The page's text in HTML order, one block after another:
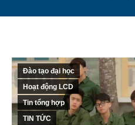
Đào tạo đại học
Hoạt động LCD
Tin tổng hợp
TIN TỨC